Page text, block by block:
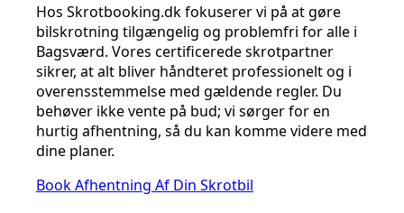
Hos Skrotbooking.dk fokuserer vi på at gøre
bilskrotning tilgængelig og problemfri for alle i
Bagsværd. Vores certificerede skrotpartner
sikrer, at alt bliver håndteret professionelt og i
overensstemmelse med gældende regler. Du
behøver ikke vente på bud; vi sørger for en
hurtig afhentning, så du kan komme videre med
dine planer.
Book Afhentning Af Din Skrotbil